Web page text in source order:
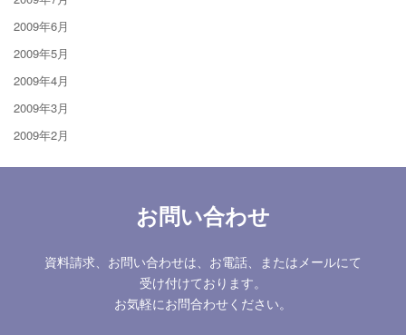
2009年6月
2009年5月
2009年4月
2009年3月
2009年2月
お問い合わせ
資料請求、お問い合わせは、お電話、またはメールにて
受け付けております。
お気軽にお問合わせください。